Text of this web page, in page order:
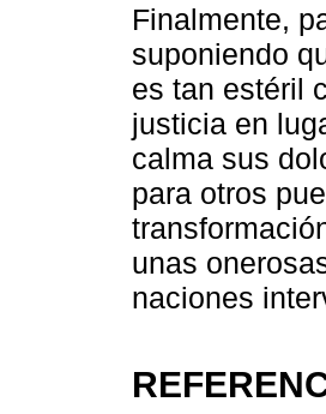
Finalmente,
suponiendo
es tan estéril
justicia en
calma sus
para otros
unas
naciones